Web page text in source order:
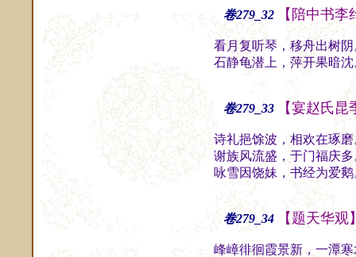
卷279_32 【陪中书
看月复听琴，移舟出树
石静龟潜上，萍开果暗
卷279_33 【宴赵氏
诗礼挹馀波，相欢在琢
谢族风流盛，于门福庆
咏雪因饶妹，书经为爱
卷279_34 【题天华观
峰嶂徘徊霞景新，一潭